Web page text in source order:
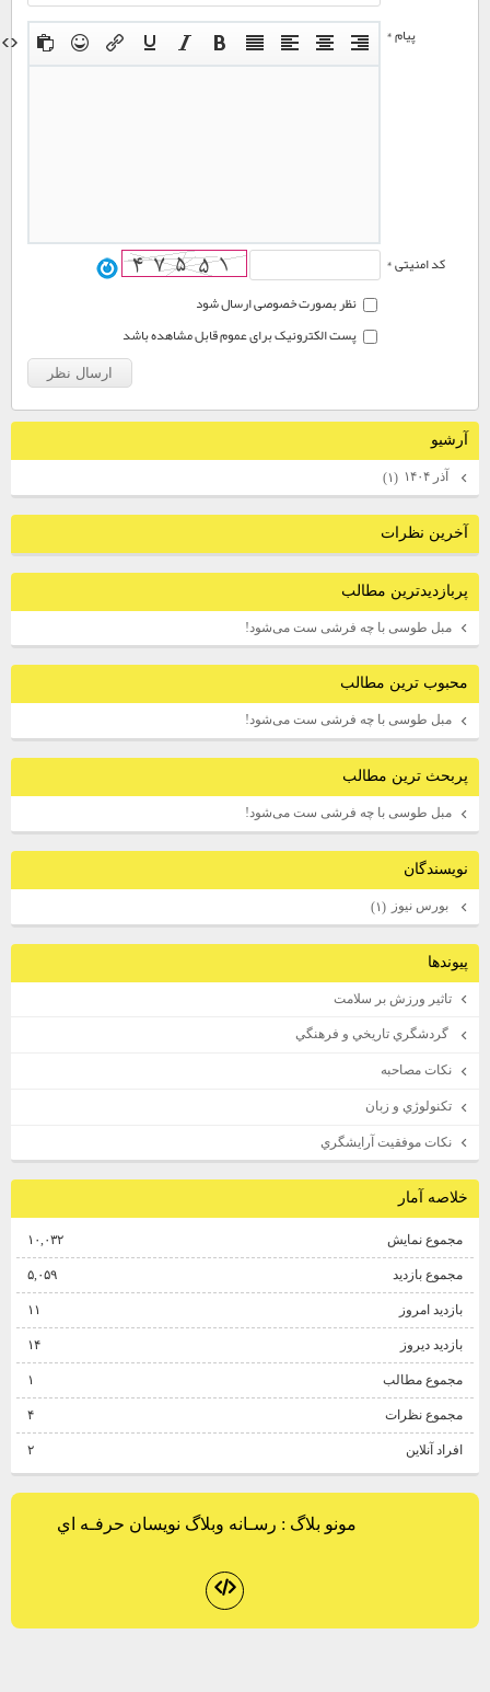
پیام *
کد امنیتی *
نظر بصورت خصوصی ارسال شود
پست الکترونیک برای عموم قابل مشاهده باشد
آرشيو
آذر ۱۴۰۴ (۱)
آخرين نظرات
پربازديدترين مطالب
مبل طوسی با چه فرشی ست می‌شود!
محبوب ترين مطالب
مبل طوسی با چه فرشی ست می‌شود!
پربحث ترين مطالب
مبل طوسی با چه فرشی ست می‌شود!
نويسندگان
بورس نيوز
پيوندها
تاثير ورزش بر سلامت
گردشگري تاريخي و فرهنگي
نكات مصاحبه
تكنولوژي و زبان
نكات موفقيت آرايشگري
خلاصه آمار
مجموع نمایش‌ ۱۰,۰۳۲
مجموع بازدید ۵,۰۵۹
بازدید امروز ۱۱
بازدید دیروز ۱۴
مجموع مطالب
مجموع نظرات
افراد آنلاین
مونو بلاگ: رسـانه وبلاگ نويسان حرفـه اي